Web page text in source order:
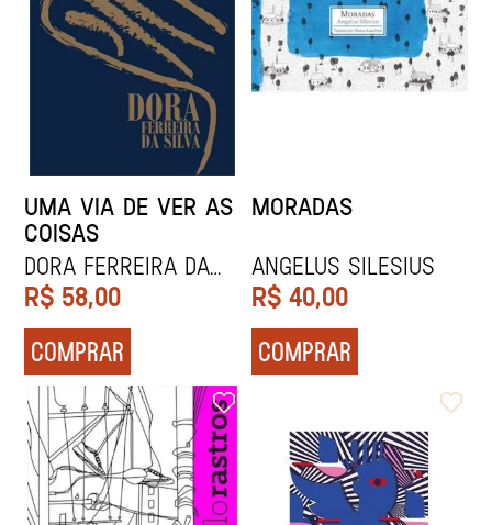
UMA VIA DE VER AS
COISAS
Dora Ferreira da
Silva
R$ 58,00
COMPRAR
MORADAS
Angelus Silesius
R$ 40,00
COMPRAR